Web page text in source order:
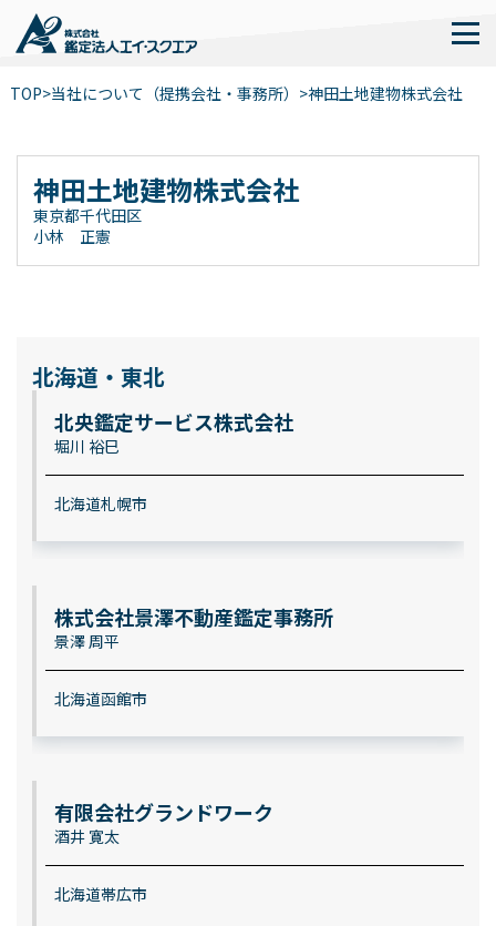
TOP>当社について（提携会社・事務所） >神田土地建物株式会社
神田土地建物株式会社
東京都千代田区
小林 正憲
北海道・東北
北央鑑定サービス株式会社
堀川 裕巳
北海道札幌市
株式会社景澤不動産鑑定事務所
景澤 周平
北海道函館市
有限会社グランドワーク
酒井 寛太
北海道帯広市